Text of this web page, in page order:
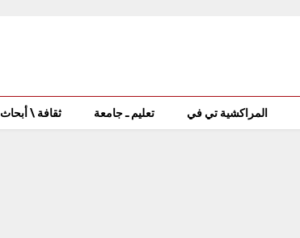
المراكشية تي في تعليم ـ جامعة ثقافة \ أبحاث